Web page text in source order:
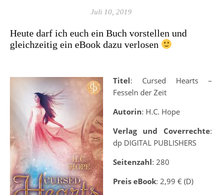
Juli 10, 2019
Heute darf ich euch ein Buch vorstellen und
gleichzeitig ein eBook dazu verlosen
Titel: Cursed Hearts –
Fesseln der Zeit
Autorin: H.C. Hope
Verlag und Coverrechte:
dp DIGITAL PUBLISHERS
Seitenzahl: 280
Preis eBook: 2,99 € (D)